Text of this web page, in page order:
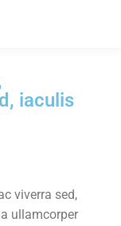
iaculis
viverra sed,
ullamcorper